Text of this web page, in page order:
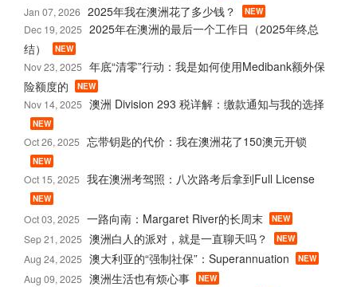
Jan 07, 2026 2025年我在澳洲花了多少钱？ NEW
Dec 19, 2025 2025年在澳洲的最后一个工作日（2025年终总
结）
NEW
Nov 23, 2025 年底“清零”行动：我是如何使用Medibank额外保
险额度的
NEW
Nov 14, 2025 澳洲 Division 293 税详解：缴款通知与我的选择
NEW
Oct 26, 2025 忘带钥匙的代价：我在澳洲花了150澳元开锁
NEW
Oct 15, 2025 我在澳洲考驾照：八次路考后拿到Full License
NEW
Oct 03, 2025 一路向南：Margaret River的长周末 NEW
Sep 21, 2025 澳洲白人的派对，就是一直聊天吗？ NEW
Aug 24, 2025 澳大利亚的“强制社保”：Superannuation NEW
Aug 09, 2025 澳洲生活也有烦心事 NEW